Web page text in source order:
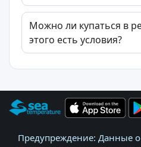
Можно ли купаться в
этого есть условия?
Предупреждение: Данные